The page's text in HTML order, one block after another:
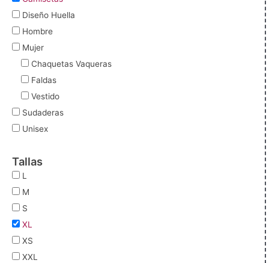
Diseño Huella
Hombre
Mujer
Chaquetas Vaqueras
Faldas
Vestido
Sudaderas
Unisex
Tallas
L
M
S
XL
XS
XXL